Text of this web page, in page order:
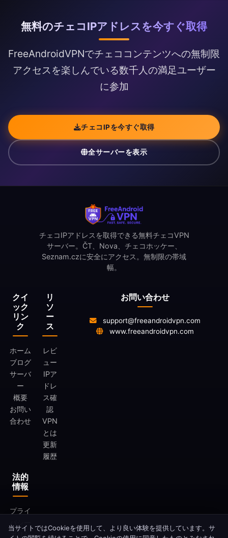
無料のチェコIPアドレスを今すぐ取得
FreeAndroidVPNでチェココンテンツへの無制限
アクセスを楽しんでいる数千人の満足ユーザー
に参加
チェコIPを今すぐ取得
全サーバーを表示
クイ
ック
リン
ク
ホーム
ブログ
サーバ
ー
概要
お問い
合わせ
リ
ソ
ー
ス
レビ
ュー
IPア
ドレ
ス確
認
VPN
とは
更新
履歴
法的
情報
プライ
ポリシ
チェコIPアドレスを取得できる無料チェコVPN
サーバー。ČT、Nova、チェコホッケー、
Seznam.czに安全にアクセス。無制限の帯域
幅。
お問い合わせ
support@freeandroidvpn.com
www.freeandroidvpn.com
当サイトではCookieを使用して、より良い体験を提供しています。サ